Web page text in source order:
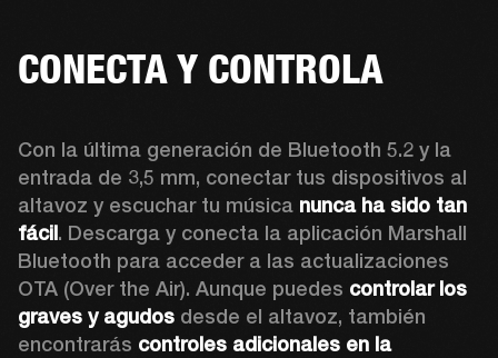
CONECTA Y CONTROLA
Con la última generación de Bluetooth 5.2 y la
entrada de 3,5 mm, conectar tus dispositivos al
altavoz y escuchar tu música nunca ha sido tan
fácil. Descarga y conecta la aplicación Marshall
Bluetooth para acceder a las actualizaciones
OTA (Over the Air). Aunque puedes controlar los
graves y agudos desde el altavoz, también
encontrarás controles adicionales en la